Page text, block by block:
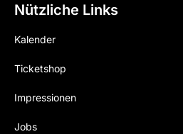
Nützliche Links
Kalender
Ticketshop
Impressionen
Jobs